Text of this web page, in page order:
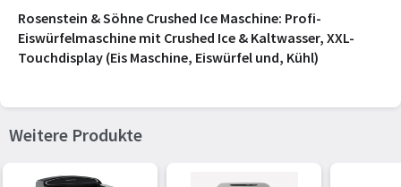
Rosenstein & Söhne Crushed Ice Maschine: Profi-
Eiswürfelmaschine mit Crushed Ice & Kaltwasser, XXL-
Touchdisplay (Eis Maschine, Eiswürfel und, Kühl)
Weitere Produkte